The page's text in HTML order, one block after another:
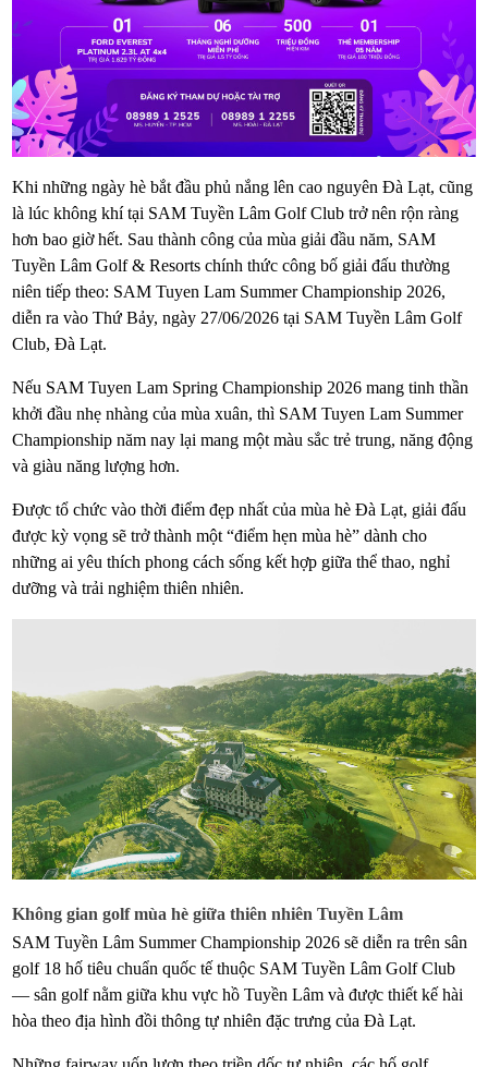
Khi những ngày hè bắt đầu phủ nắng lên cao nguyên Đà Lạt, cũng
là lúc không khí tại SAM Tuyền Lâm Golf Club trở nên rộn ràng
hơn bao giờ hết. Sau thành công của mùa giải đầu năm, SAM
Tuyền Lâm Golf & Resorts chính thức công bố giải đấu thường
niên tiếp theo: SAM Tuyen Lam Summer Championship 2026,
diễn ra vào Thứ Bảy, ngày 27/06/2026 tại SAM Tuyền Lâm Golf
Club, Đà Lạt.
Nếu SAM Tuyen Lam Spring Championship 2026 mang tinh thần
khởi đầu nhẹ nhàng của mùa xuân, thì SAM Tuyen Lam Summer
Championship năm nay lại mang một màu sắc trẻ trung, năng động
và giàu năng lượng hơn.
Được tổ chức vào thời điểm đẹp nhất của mùa hè Đà Lạt, giải đấu
được kỳ vọng sẽ trở thành một “điểm hẹn mùa hè” dành cho
những ai yêu thích phong cách sống kết hợp giữa thể thao, nghỉ
dưỡng và trải nghiệm thiên nhiên.
Không gian golf mùa hè giữa thiên nhiên Tuyền Lâm
SAM Tuyền Lâm Summer Championship 2026 sẽ diễn ra trên sân
golf 18 hố tiêu chuẩn quốc tế thuộc SAM Tuyền Lâm Golf Club
— sân golf nằm giữa khu vực hồ Tuyền Lâm và được thiết kế hài
hòa theo địa hình đồi thông tự nhiên đặc trưng của Đà Lạt.